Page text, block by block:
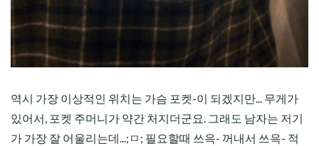
역시 가장 이상적인 위치는 가슴 포켓-이 되겠지만... 무게가
있어서, 포켓 주머니가 약간 처지더군요. 그래도 남자는 저기
가 가장 잘 어울리는데...;ㅁ; 필요할때 쓰윽- 꺼내서 쓰윽- 적